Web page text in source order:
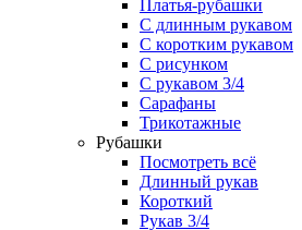
Платья-рубашки
С длинным рукавом
С коротким рукавом
С рисунком
С рукавом 3/4
Сарафаны
Трикотажные
Рубашки
Посмотреть всё
Длинный рукав
Короткий
Рукав 3/4